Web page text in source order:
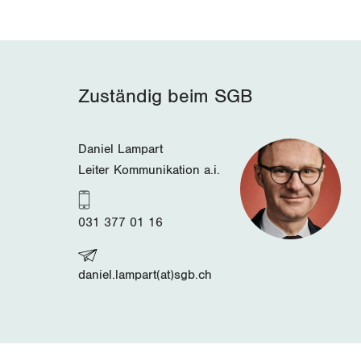
Zuständig beim SGB
Daniel Lampart
Leiter Kommunikation a.i.
031 377 01 16
daniel.lampart(at)sgb.ch